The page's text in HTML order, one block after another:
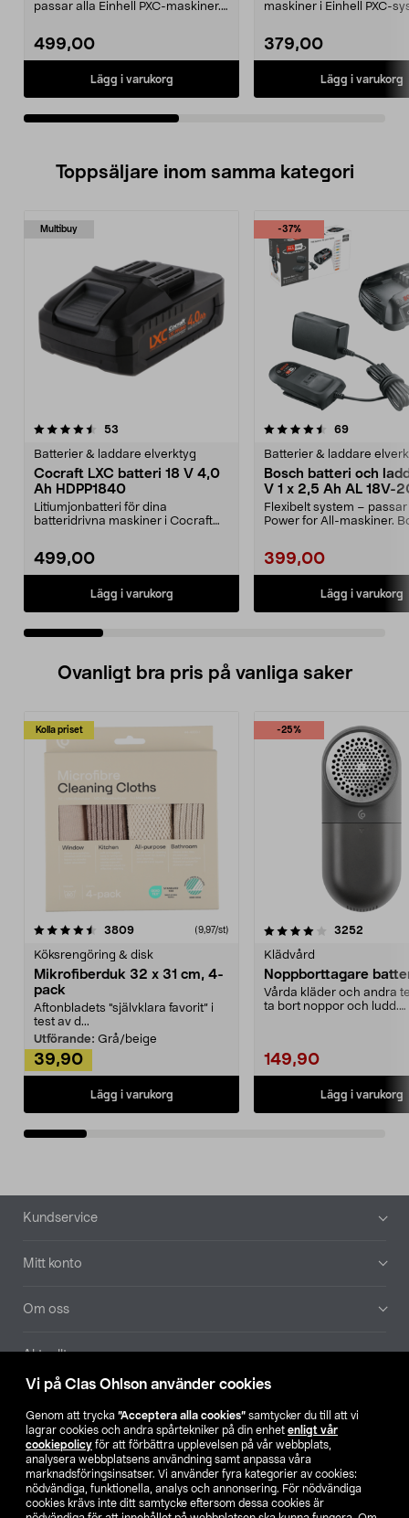
Vi på Clas Ohlson använder cookies
Genom att trycka ”Acceptera alla cookies” samtycker du till att vi
lagrar cookies och andra spårtekniker på din enhet enligt vår
cookiepolicy för att förbättra upplevelsen på vår webbplats,
analysera webbplatsens användning samt anpassa våra
marknadsföringsinsatser. Vi använder fyra kategorier av cookies:
nödvändiga, funktionella, analys och annonsering. För nödvändiga
cookies krävs inte ditt samtycke eftersom dessa cookies är
passar alla Einhell PXC-maskiner.
499,00
Lägg i varukorg
maskiner i Einhell PXC-
379,00
Lägg i varukorg
Toppsäljare inom samma kategori
Multibuy
53
Batterier & laddare elverktyg
Cocraft LXC batteri 18 V 4,0
Ah HDPP1840
Litiumjonbatteri för dina
batteridrivna maskiner i Cocraft
499,00
Lägg i varukorg
-37%
4.5 av 5 stjärnor 69recensioner
Batterier & laddare
Bosch batteri och
V 1 x 2,5 Ah AL 18V-
Flexibelt system – passar
Power for All-maskiner.
399,00
Lägg i varukorg
4.5 av 5 stjärnor
Ovanligt bra pris på vanliga saker
Kolla priset
3809recensioner (9,97/st)
Köksrengöring & disk
Mikrofiberduk 32 x 31 cm, 4-
pack
Aftonbladets "självklara favorit” i
test av d...
Utförande: Grå/beige
39,90
Lägg i varukorg
-25%
4.0av 5 stjärnor 3252
Klädvård
Noppborttagare
Vårda kläder och andra
ta bort noppor och ludd.
149,90
Lägg i varukorg
4.5av 5 stjärnor
Sidfot
Kundservice
Mitt konto
Om oss
Aktuellt
Hitta butik
SE NO FI